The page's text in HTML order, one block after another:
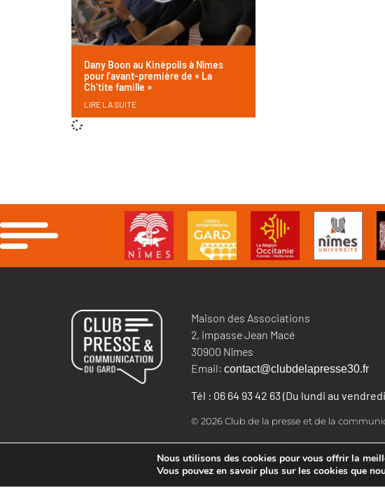
Dany Boon au Kinépolis à Nîmes
pour l’avant-première de « La
Ch’tite famille »
LIRE LA SUITE
Maison des Associations
2, impasse Jean Macé
30900 Nîmes
Email: contact@clubdelapresse30.fr
Tél : 06 64 93 42 63 (Du lundi au
© 2026 Club de la presse et de la
Nous utilisons des cookies pour vous offrir la
Vous pouvez en savoir plus sur les cookies que